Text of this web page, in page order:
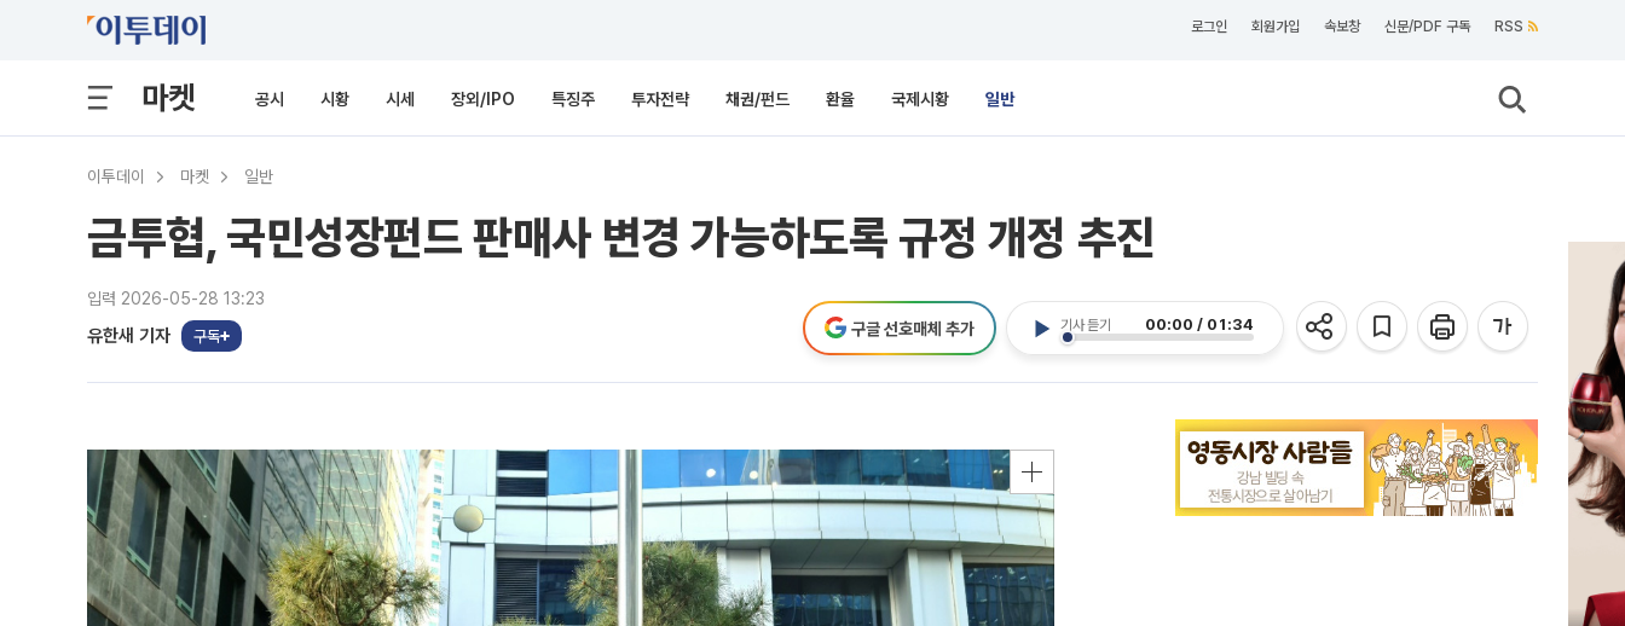
로그인 회원가입 속보창 신문/PDF 구독 RSS
마켓 공시 시황 시세 장외/IPO 특징주 투자전략 채권/펀드 환율 국제시황 일반
이투데이 마켓 일반
금투협, 국민성장펀드 판매사 변경 가능하도록 규정 개정 추진
입력 2026-05-28 13:23
유한새 기자 구독
기사 듣기 00:00 / 01:34
구글 선호매체 추가